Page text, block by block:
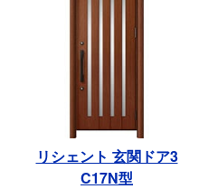
リシェント 玄関ドア3
C17N型